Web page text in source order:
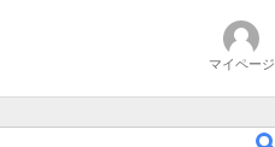
マイページ